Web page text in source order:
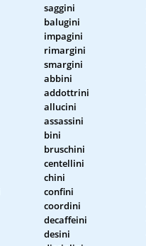
saggini
balugini
impagini
rimargini
smargini
abbini
addottrini
allucini
assassini
bini
bruschini
centellini
chini
confini
coordini
decaffeini
desini